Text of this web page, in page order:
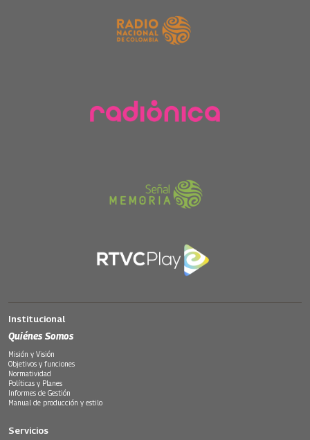
Institucional
Quiénes Somos
Misión y Visión
Objetivos y funciones
Normatividad
Políticas y Planes
Informes de Gestión
Manual de producción y estilo
Servicios